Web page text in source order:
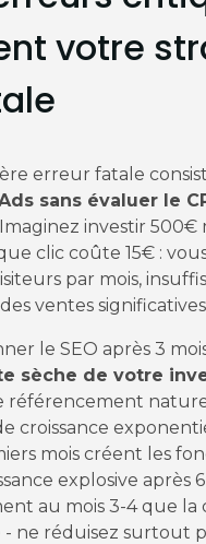
votre
erreur fatale
sans évaluer le
investir 500€
clic coûte 15€ :
par mois,
ventes
le SEO après 3
sèche de votre
référencement
croissance
mois créent les
explosive après
au mois 3-4 que la
- ne réduisez surtout